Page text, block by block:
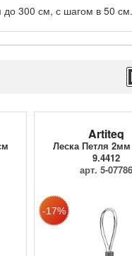
до 300 см, с шагом в 50 см.
Artiteq
Леска Петля
9.4412
арт. 5-07786